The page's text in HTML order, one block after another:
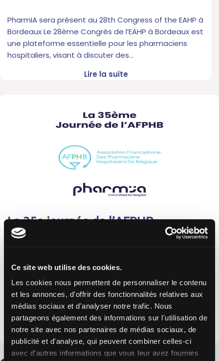
Ce site web utilise des cookies.
Les cookies nous permettent de personnaliser le contenu
et les annonces, d'offrir des fonctionnalités relatives aux
médias sociaux et d'analyser notre trafic. Nous
partageons également des informations sur l'utilisation de
notre site avec nos partenaires de médias sociaux, de
publicité et d'analyse, qui peuvent combiner celles-ci
avec d'autres informations que vous leur avez fournies
PharmIA sera présent au 28th Congress of the EAHP à
Bordeaux Le 28ème Congrès de l’EAHP à Bordeaux est
une plateforme essentielle pour les pharmaciens
hospitaliers, visant à discuter des…
Lire la suite
La 35e journée de l’AFPHB
Évènements
PharmIA sera présent à la 35ᵉ journée de l’AFPHB à
Namur, Belgique Pour la 2ᵉ année consécutive, notre
équipe s’exporte en Belgique à l’occasion la 35ᵉ
Journée de l’AFPHB (Association…
Lire la suite